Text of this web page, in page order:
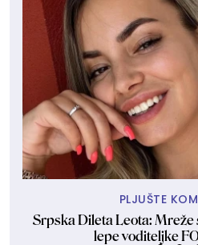
PLJUŠTE
Srpska Dileta Leota: Mreže
lepe voditeljke